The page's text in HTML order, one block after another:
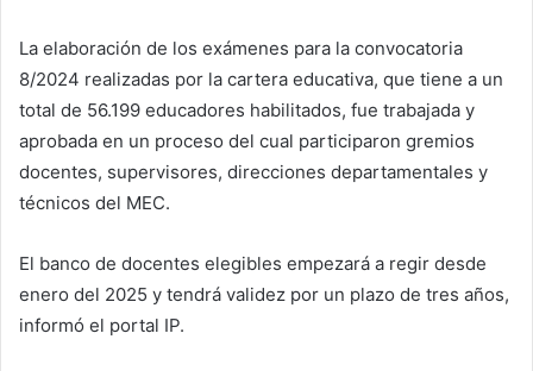
La elaboración de los exámenes para la convocatoria
8/2024 realizadas por la cartera educativa, que tiene a un
total de 56.199 educadores habilitados, fue trabajada y
aprobada en un proceso del cual participaron gremios
docentes, supervisores, direcciones departamentales y
técnicos del MEC.
El banco de docentes elegibles empezará a regir desde
enero del 2025 y tendrá validez por un plazo de tres años,
informó el portal IP.